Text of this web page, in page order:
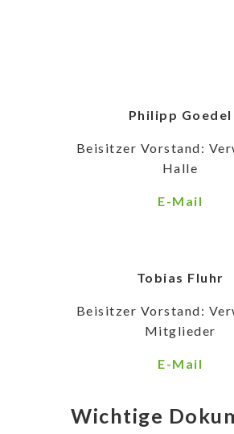
Philipp Goedel
Beisitzer Vorstand:
Halle
E-Mail
Tobias Fluhr
Beisitzer Vorstand:
Mitglieder
E-Mail
Wichtige